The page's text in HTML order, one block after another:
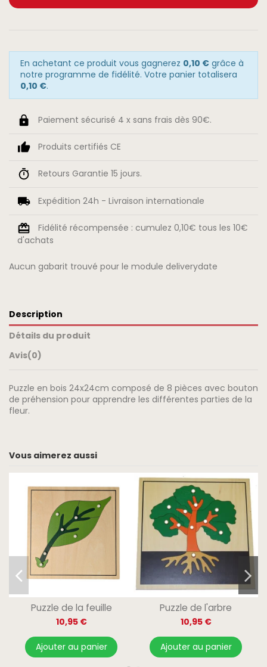
En achetant ce produit vous gagnerez 0,10 €grâce à
notre programme de fidélité. Votre panier totalisera
0,10 €.
Paiement sécurisé 4 x sans frais dès 90€.
Produits certifiés CE
Retours Garantie 15 jours.
Expédition 24h - Livraison internationale
Fidélité récompensée : cumulez 0,10€ tous les 10€
d'achats
Aucun gabarit trouvé pour le module deliverydate
Description
Détails du produit
Avis(0)
Puzzle en bois 24x24cm composé de 8 pièces avec bouton
de préhension pour apprendre les différentes parties de la
fleur.
Vous aimerez aussi
Puzzle de la feuille
10,95 €
Ajouter au panier
Puzzle de l'arbre
10,95 €
Ajouter au panier